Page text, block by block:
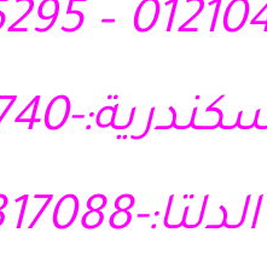
01016002740
الدلتا:-01284817088